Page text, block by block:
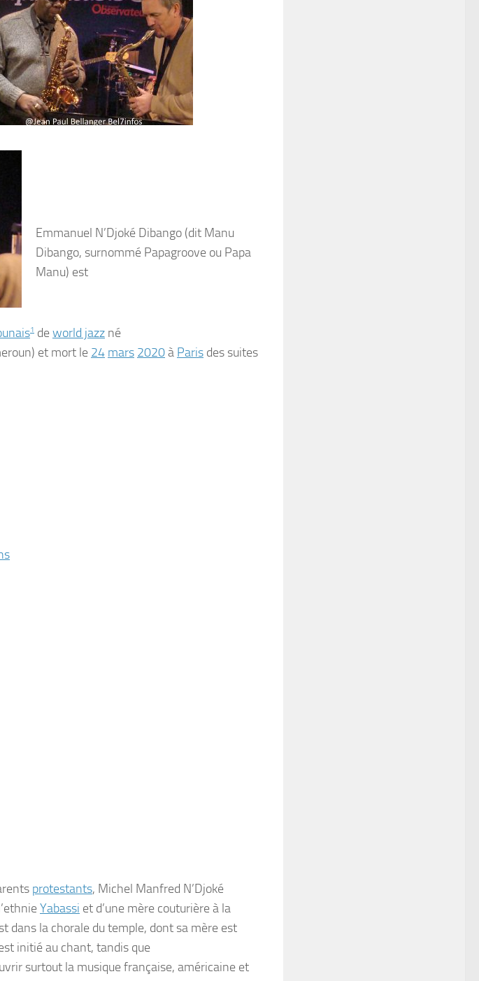
Emmanuel N’Djoké Dibango (dit Manu
Dibango, surnommé Papagroove ou Papa
Manu) est
1 deworld jazz né
et mort le 24 mars 2020à Paris des suites
protestants, Michel Manfred N’Djoké
Yabassi et d’une mère couturière à la
dans la chorale du temple, dont sa mère est
initié au chant, tandis que
surtout la musique française, américaine et